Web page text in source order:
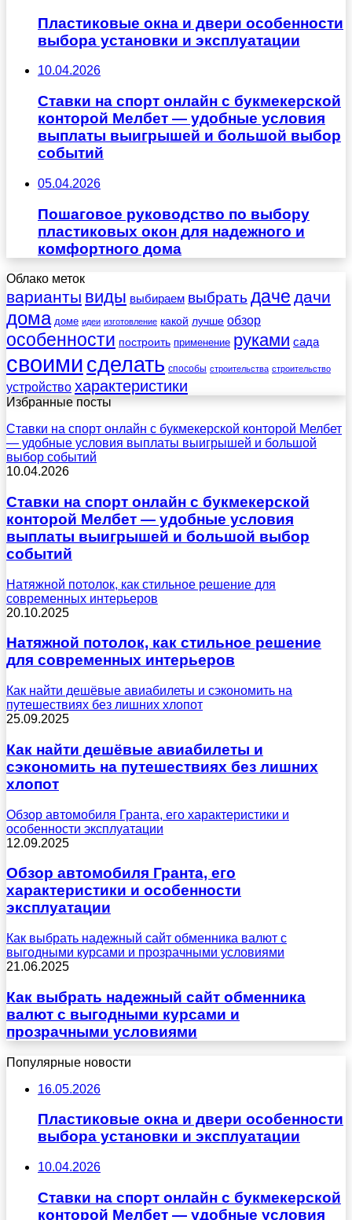
Пластиковые окна и двери особенности
выбора установки и эксплуатации
10.04.2026
Ставки на спорт онлайн с букмекерской
конторой Мелбет — удобные условия
выплаты выигрышей и большой выбор
событий
05.04.2026
Пошаговое руководство по выбору
пластиковых окон для надежного и
комфортного дома
Облако меток
варианты виды выбираем выбрать даче дачи
дома доме идеи изготовление какой лучше обзор
особенности построить применение руками сада
своими сделать способы строительства строительство
устройство характеристики
Избранные посты
Ставки на спорт онлайн с букмекерской конторой Мелбет
— удобные условия выплаты выигрышей и большой
выбор событий
10.04.2026
Ставки на спорт онлайн с букмекерской
конторой Мелбет — удобные условия
выплаты выигрышей и большой выбор
событий
Натяжной потолок, как стильное решение для
современных интерьеров
20.10.2025
Натяжной потолок, как стильное решение
для современных интерьеров
Как найти дешёвые авиабилеты и сэкономить на
путешествиях без лишних хлопот
25.09.2025
Как найти дешёвые авиабилеты и
сэкономить на путешествиях без лишних
хлопот
Обзор автомобиля Гранта, его характеристики и
особенности эксплуатации
12.09.2025
Обзор автомобиля Гранта, его
характеристики и особенности
эксплуатации
Как выбрать надежный сайт обменника валют с
выгодными курсами и прозрачными условиями
21.06.2025
Как выбрать надежный сайт обменника
валют с выгодными курсами и
прозрачными условиями
Популярные новости
16.05.2026
Пластиковые окна и двери особенности
выбора установки и эксплуатации
10.04.2026
Ставки на спорт онлайн с букмекерской
конторой Мелбет — удобные условия